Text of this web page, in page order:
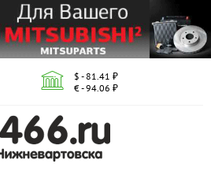
$ - 81.41 ₽
€ - 94.06 ₽